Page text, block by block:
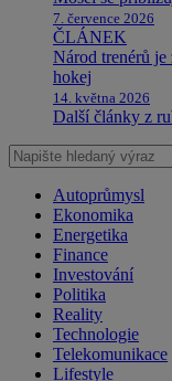
7. července 2026
ČLÁNEK
Národ trenérů je
hokej
14. května 2026
Další články z
Autoprůmysl
Ekonomika
Energetika
Finance
Investování
Politika
Reality
Technologie
Telekomunikace
Lifestyle